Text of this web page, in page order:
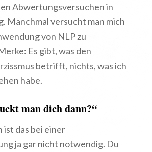
Abwertungsversuchen in
Manchmal versucht man mich
von NLP zu
Es gibt, was den
betrifft, nichts, was ich
habe.
man dich dann?“
ist das bei einer
ja gar nicht notwendig. Du